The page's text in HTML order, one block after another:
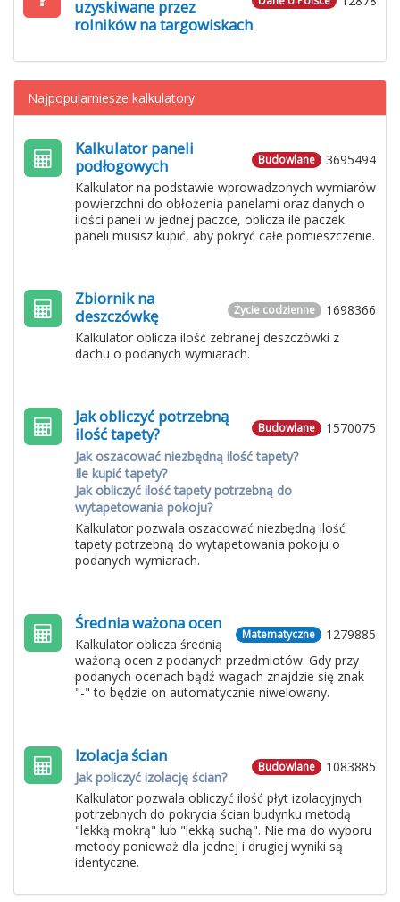
uzyskiwane przez
rolników na targowiskach
Najpopularniesze kalkulatory
3695494
Budowlane
Kalkulator paneli
podłogowych
Kalkulator na podstawie wprowadzonych wymiarów
powierzchni do obłożenia panelami oraz danych o
ilości paneli w jednej paczce, oblicza ile paczek
paneli musisz kupić, aby pokryć całe pomieszczenie.
1698366
Życie codzienne
Zbiornik na
deszczówkę
Kalkulator oblicza ilość zebranej deszczówki z
dachu o podanych wymiarach.
1570075
Budowlane
Jak obliczyć potrzebną
ilość tapety?
Jak oszacować niezbędną ilość tapety?
Ile kupić tapety?
Jak obliczyć ilość tapety potrzebną do
wytapetowania pokoju?
Kalkulator pozwala oszacować niezbędną ilość
tapety potrzebną do wytapetowania pokoju o
podanych wymiarach.
1279885
Matematyczne
Średnia ważona ocen
Kalkulator oblicza średnią
ważoną ocen z podanych przedmiotów. Gdy przy
podanych ocenach bądź wagach znajdzie się znak
"-" to będzie on automatycznie niwelowany.
1083885
Budowlane
Izolacja ścian
Jak policzyć izolację ścian?
Kalkulator pozwala obliczyć ilość płyt izolacyjnych
potrzebnych do pokrycia ścian budynku metodą
"lekką mokrą" lub "lekką suchą". Nie ma do wyboru
metody ponieważ dla jednej i drugiej wyniki są
identyczne.